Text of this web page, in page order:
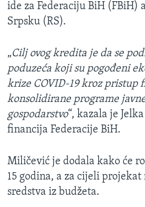
ide za Federaciju BiH (FBiH)
Srpsku (RS).
„Cilj ovog kredita je da se
poduzeća koji su pogođeni
krize COVID-19 kroz pristup
konsolidirane programe
gospodarstvo“, kazala je
financija Federacije BiH.
Miličević je dodala kako će
15 godina, a za cijeli
sredstva iz budžeta.